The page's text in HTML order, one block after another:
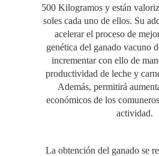
500 Kilogramos y están
soles cada uno de ellos. Su
acelerar el proceso de
genética del ganado vacuno
incrementar con ello de
productividad de leche y
Además, permitirá
económicos de los
actividad.
La obtención del ganado se